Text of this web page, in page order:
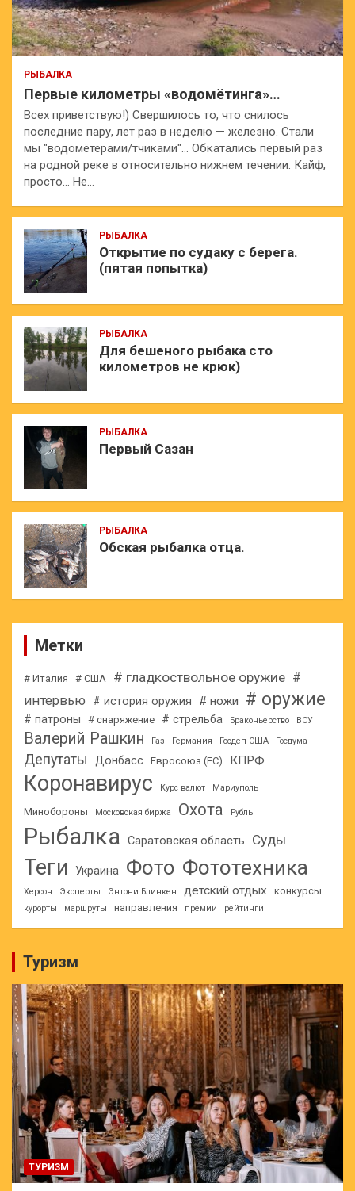
РЫБАЛКА
Первые километры «водомётинга»…
Всех приветствую!) Свершилось то, что снилось
последние пару, лет раз в неделю — железно. Стали
мы "водомётерами/тчиками"… Обкатались первый раз
на родной реке в относительно нижнем течении. Кайф,
просто… Не…
РЫБАЛКА
Открытие по судаку с берега.
(пятая попытка)
РЫБАЛКА
Для бешеного рыбака сто
километров не крюк)
РЫБАЛКА
Первый Сазан
РЫБАЛКА
Обская рыбалка отца.
Метки
# Италия # США # гладкоствольное оружие #
интервью
# история оружия # ножи # оружие
# патроны # снаряжение # стрельба Браконьерство ВСУ
Валерий Рашкин Газ Германия Госдеп США Госдума
Депутаты Донбасс Евросоюз (ЕС) КПРФ
Коронавирус Курс валют Мариуполь
Минобороны Московская биржа Охота Рубль
Рыбалка Саратовская область Суды
Теги Украина Фото Фототехника
Херсон Эксперты Энтони Блинкен детский отдых конкурсы
курорты маршруты направления премии рейтинги
Туризм
ТУРИЗМ